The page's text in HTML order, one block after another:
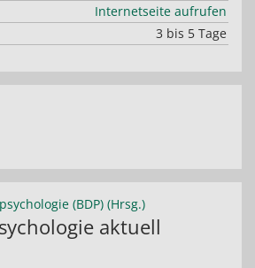
Internetseite aufrufen
3 bis 5 Tage
(BDP) (Hrsg.)
aktuell